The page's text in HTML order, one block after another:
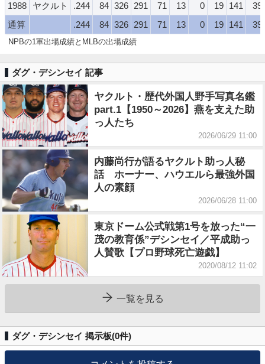
1988
通算
ヤクルト .244 84 326 291 71 13 0 19 141
39
.244
84 326 291 71 13 0 19 141 39
NPBの1軍出場成績とMLBの出場成績
ダグ・デシンセイ 記事
ヤクルト・歴代外国人野手写真名鑑
part.1【1950～2026】燕を支えた助
っ人たち
2026/06/29 11:00
内藤尚行が語るヤクルト助っ人秘
話 ホーナー、ハウエルら最強外国
人の素顔
2026/06/28 11:00
東京ドーム公式戦第1号を放った“一
茂の教育係”デシンセイ／平成助っ
人賛歌【プロ野球死亡遊戯】
2020/08/12 11:02
一覧を見る
ダグ・デシンセイ 掲示板(0件)